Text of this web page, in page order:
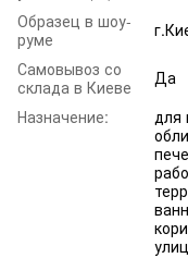
Образец в шоу-
руме
Самовывоз со
склада в Киеве
Да
Назначение:
для